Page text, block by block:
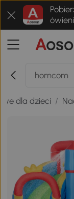
dla dzieci /